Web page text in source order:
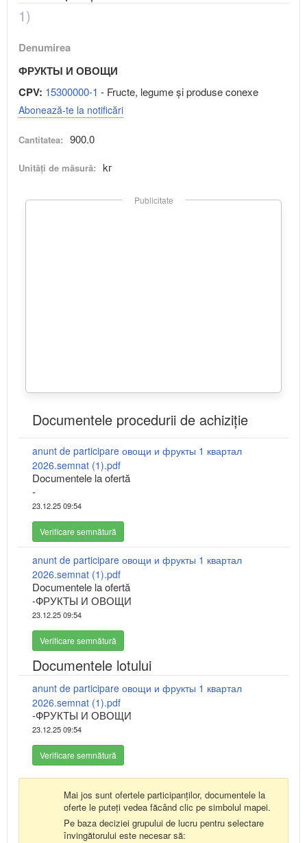
1)
Denumirea
ФРУКТЫ И ОВОЩИ
CPV: 15300000-1 - Fructe, legume şi produse conexe
Abonează-te la notificări
Cantitatea: 900.0
Unități de măsură: kг
Publicitate
Documentele procedurii de achiziție
anunt de participare овощи и фрукты 1 квартал
2026.semnat (1).pdf
Documentele la ofertă
-
23.12.25 09:54
Verificare semnătură
anunt de participare овощи и фрукты 1 квартал
2026.semnat (1).pdf
Documentele la ofertă
-ФРУКТЫ И ОВОЩИ
23.12.25 09:54
Verificare semnătură
Documentele lotului
anunt de participare овощи и фрукты 1 квартал
2026.semnat (1).pdf
-ФРУКТЫ И ОВОЩИ
23.12.25 09:54
Verificare semnătură
Mai jos sunt ofertele participanților, documentele la
oferte le puteți vedea făcând clic pe simbolul mapei.
Pe baza deciziei grupului de lucru pentru selectare
învingătorului este necesar să: